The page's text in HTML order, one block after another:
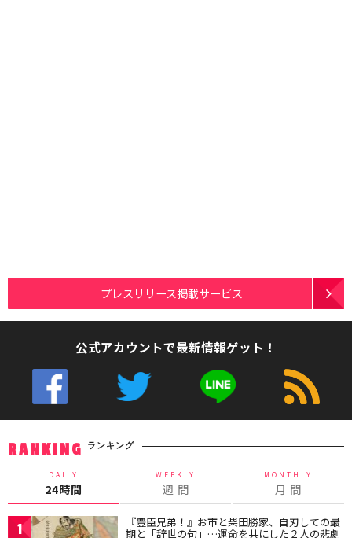
プレスリリース掲載サービス
公式アカウントで最新情報ゲット！
RANKING ランキング
DAILY
24時間
WEEKLY
週 間
MONTHLY
月 間
1 『豊臣兄弟！』お市と柴田勝家、自刃しての最
期と「辞世の句」…運命を共にした２人の悲劇